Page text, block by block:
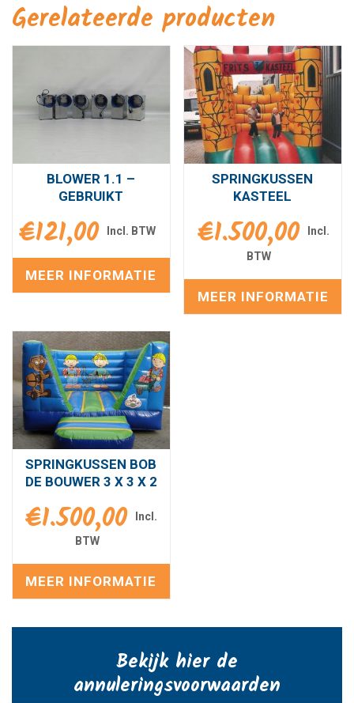
Gerelateerde producten
BLOWER 1.1 –
GEBRUIKT
€121,00
MEER INFORMATIE
SPRINGKUSSEN
KASTEEL
€1.500,00
MEER INFORMATIE
SPRINGKUSSEN BOB
DE BOUWER 3 X 3 X 2
€1.500,00
MEER INFORMATIE
Bekijk hier de
annuleringsvoorwaarden